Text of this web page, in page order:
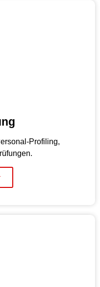
Profiling,